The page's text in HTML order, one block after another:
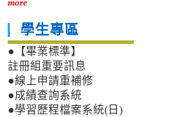
more
學生專區
●【畢業標準】
註冊組重要訊息
●線上申請重補修
●成績查詢系統
●學習歷程檔案系統(日)